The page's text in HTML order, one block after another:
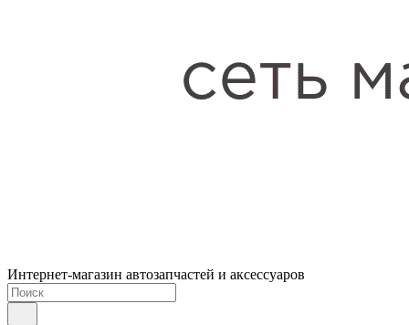
Интернет-магазин автозапчастей и аксессуаров